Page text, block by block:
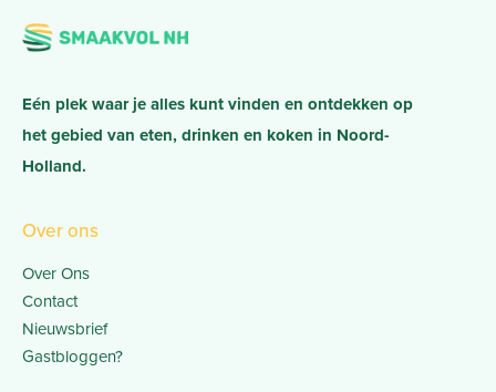
Eén plek waar je alles kunt vinden en ontdekken op
het gebied van eten, drinken en koken in Noord-
Holland.
Over ons
Over Ons
Contact
Nieuwsbrief
Gastbloggen?